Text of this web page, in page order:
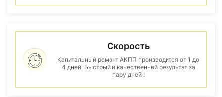
Скорость
Капитальный ремонт АКПП производится от 1 до
4 дней. Быстрый и качественнвй результат за
пару дней !